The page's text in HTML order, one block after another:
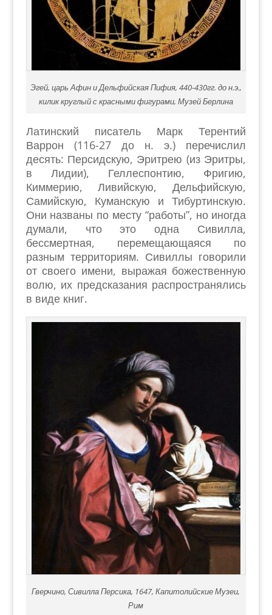
Эгей, царь Афин и Дельфийская Пифия, 440-430гг. до н.э.,
килик круглый с красными фигурами, Музей Берлина
Латинский писатель Марк Терентий
Варрон (116-27 до н. э.) перечислил
десять: Персидскую, Эритрею (из Эритры,
в Лидии), Геллеспонтию, Фригию,
Киммерию, Ливийскую, Дельфийскую,
Самийскую, Куманскую и Тибуртинскую.
Они названы по месту “работы”, но иногда
думали, что это одна Сивилла,
бессмертная, перемещающаяся по
разным территориям. Сивиллы говорили
от своего имени, выражая божественную
волю, их предсказания распространялись
в виде книг.
Гверчино, Сивилла Персика, 1647, Капитолийские Музеи,
Рим